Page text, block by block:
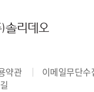
약관
이메일무단수